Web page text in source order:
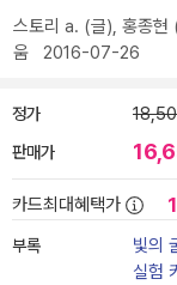
스토리 a. (글), 홍종현
움 2016-07-26
정가
판매가
카드최대혜택가
부록
빛의
실험